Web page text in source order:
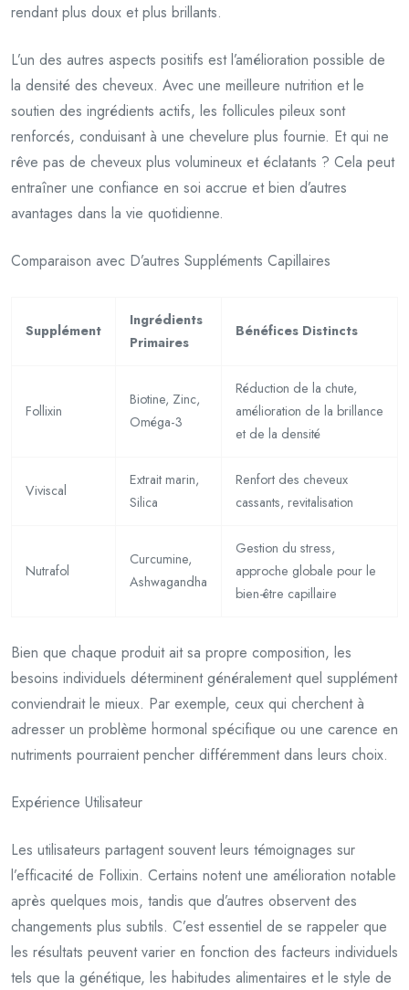
rendant plus doux et plus brillants.
L’un des autres aspects positifs est l’amélioration possible de
la densité des cheveux. Avec une meilleure nutrition et le
soutien des ingrédients actifs, les follicules pileux sont
renforcés, conduisant à une chevelure plus fournie. Et qui ne
rêve pas de cheveux plus volumineux et éclatants ? Cela peut
entraîner une confiance en soi accrue et bien d’autres
avantages dans la vie quotidienne.
Comparaison avec D’autres Suppléments Capillaires
Supplément
Ingrédients
Primaires
Bénéfices Distincts
Follixin
Biotine, Zinc,
Oméga-3
Réduction de la chute,
amélioration de la brillance
et de la densité
Viviscal
Extrait marin,
Silica
Renfort des cheveux
cassants, revitalisation
Nutrafol
Curcumine,
Ashwagandha
Gestion du stress,
approche globale pour le
bien-être capillaire
Bien que chaque produit ait sa propre composition, les
besoins individuels déterminent généralement quel supplément
conviendrait le mieux. Par exemple, ceux qui cherchent à
adresser un problème hormonal spécifique ou une carence en
nutriments pourraient pencher différemment dans leurs choix.
Expérience Utilisateur
Les utilisateurs partagent souvent leurs témoignages sur
l’efficacité de Follixin. Certains notent une amélioration notable
après quelques mois, tandis que d’autres observent des
changements plus subtils. C’est essentiel de se rappeler que
les résultats peuvent varier en fonction des facteurs individuels
tels que la génétique, les habitudes alimentaires et le style de